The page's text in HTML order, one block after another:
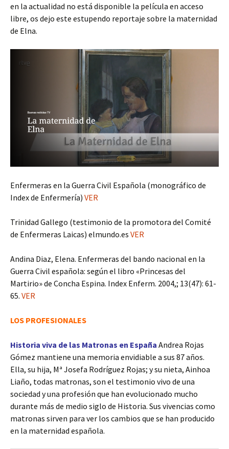
en la actualidad no está disponible la película en acceso
libre, os dejo este estupendo reportaje sobre la maternidad
de Elna.
Enfermeras en la Guerra Civil Española (monográfico de
Index de Enfermería) VER
Trinidad Gallego (testimonio de la promotora del Comité
de Enfermeras Laicas) elmundo.es VER
Andina Diaz, Elena. Enfermeras del bando nacional en la
Guerra Civil española: según el libro «Princesas del
Martirio» de Concha Espina. Index Enferm. 2004,; 13(47): 61-
65. VER
LOS PROFESIONALES
Historia viva de las Matronas en España Andrea Rojas
Gómez mantiene una memoria envidiable a sus 87 años.
Ella, su hija, Mª Josefa Rodríguez Rojas; y su nieta, Ainhoa
Liaño, todas matronas, son el testimonio vivo de una
sociedad y una profesión que han evolucionado mucho
durante más de medio siglo de Historia. Sus vivencias como
matronas sirven para ver los cambios que se han producido
en la maternidad española.